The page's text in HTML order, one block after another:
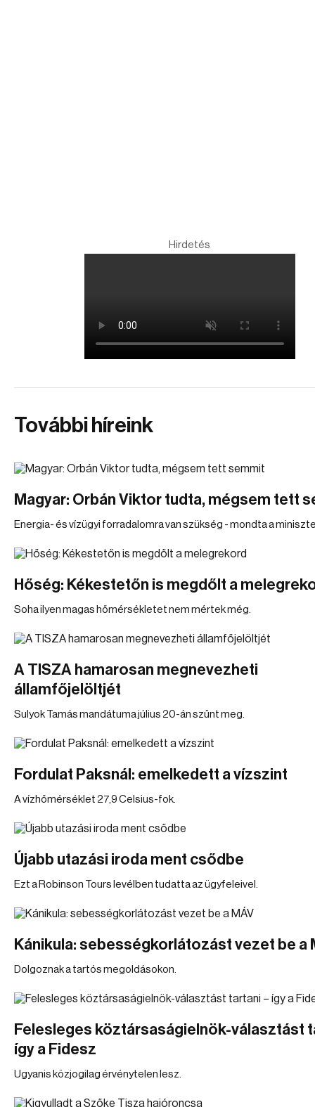
Hirdetés
További híreink
Magyar: Orbán Viktor tudta, mégsem tett
Energia- és vízügyi forradalomra van szükség - mondta a
Hőség: Kékestetőn is megdőlt a
Soha ilyen magas hőmérsékletet nem mértek még.
A TISZA hamarosan megnevezheti
államfőjelöltjét
Sulyok Tamás mandátuma július 20-án szűnt meg.
Fordulat Paksnál: emelkedett a vízszint
A vízhőmérséklet 27,9 Celsius-fok.
Újabb utazási iroda ment csődbe
Ezt a Robinson Tours levélben tudatta az ügyfeleivel.
Kánikula: sebességkorlátozást vezet be a
Dolgoznak a tartós megoldásokon.
Felesleges köztársaságielnök-választást
így a Fidesz
Ugyanis közjogilag érvénytelen lesz.